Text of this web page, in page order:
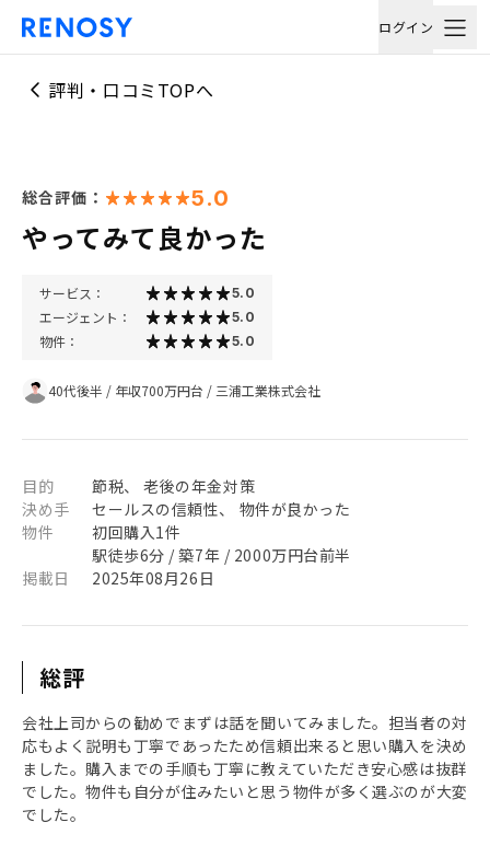
ログイン
評判・口コミTOPへ
総合評価： 5.0
やってみて良かった
サービス： 5.0
エージェント： 5.0
物件： 5.0
40代後半 / 年収700万円台 / 三浦工業株式会社
目的
節税、 老後の年金対策
決め手
セールスの信頼性、 物件が良かった
物件
初回購入1件
駅徒歩6分 / 築7年 / 2000万円台前半
掲載日
2025年08月26日
総評
会社上司からの勧めでまずは話を聞いてみました。担当者の対
応もよく説明も丁寧であったため信頼出来ると思い購入を決め
ました。購入までの手順も丁寧に教えていただき安心感は抜群
でした。物件も自分が住みたいと思う物件が多く選ぶのが大変
でした。